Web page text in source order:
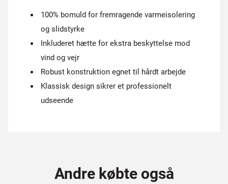
100% bomuld for fremragende varmeisolering
og slidstyrke
Inkluderet hætte for ekstra beskyttelse mod
vind og vejr
Robust konstruktion egnet til hårdt arbejde
Klassisk design sikrer et professionelt
udseende
Andre købte også